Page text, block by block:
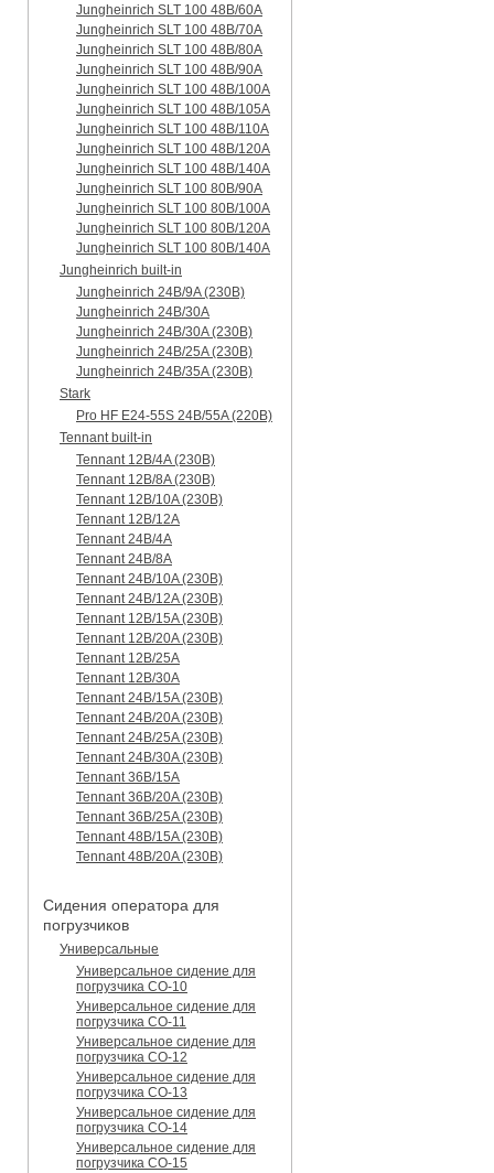
Jungheinrich SLT 100 48B/60A
Jungheinrich SLT 100 48B/70A
Jungheinrich SLT 100 48B/80A
Jungheinrich SLT 100 48B/90A
Jungheinrich SLT 100 48B/100A
Jungheinrich SLT 100 48B/105A
Jungheinrich SLT 100 48B/110A
Jungheinrich SLT 100 48B/120A
Jungheinrich SLT 100 48B/140A
Jungheinrich SLT 100 80B/90A
Jungheinrich SLT 100 80B/100A
Jungheinrich SLT 100 80B/120A
Jungheinrich SLT 100 80B/140A
Jungheinrich built-in
Jungheinrich 24B/9A (230B)
Jungheinrich 24B/30A
Jungheinrich 24B/30A (230B)
Jungheinrich 24B/25A (230B)
Jungheinrich 24B/35A (230B)
Stark
Pro HF E24-55S 24B/55A (220B)
Tennant built-in
Tennant 12B/4A (230B)
Tennant 12B/8A (230B)
Tennant 12B/10A (230B)
Tennant 12B/12A
Tennant 24B/4A
Tennant 24B/8A
Tennant 24B/10A (230B)
Tennant 24B/12A (230B)
Tennant 12B/15A (230B)
Tennant 12B/20A (230B)
Tennant 12B/25A
Tennant 12B/30A
Tennant 24B/15A (230B)
Tennant 24B/20A (230B)
Tennant 24B/25A (230B)
Tennant 24B/30A (230B)
Tennant 36B/15A
Tennant 36B/20A (230B)
Tennant 36B/25A (230B)
Tennant 48B/15A (230B)
Tennant 48B/20A (230B)
Сидения оператора для
погрузчиков
Универсальные
Универсальное сидение для
погрузчика CO-10
Универсальное сидение для
погрузчика CO-11
Универсальное сидение для
погрузчика CO-12
Универсальное сидение для
погрузчика CO-13
Универсальное сидение для
погрузчика CO-14
Универсальное сидение для
погрузчика CO-15